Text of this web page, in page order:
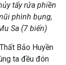
tẩy rửa phiền
phình bụng,
Sa (7 biến)
Bảo Huyền
ta đều đón